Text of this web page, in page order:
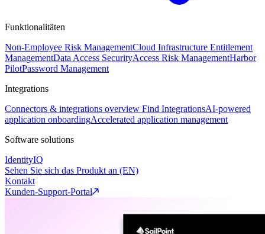
Funktionalitäten
Non-Employee Risk ManagementCloud Infrastructure Entitlement
ManagementData Access SecurityAccess Risk ManagementHarbor
PilotPassword Management
Integrations
Connectors & integrations overview Find IntegrationsAI-powered
application onboardingAccelerated application management
Software solutions
IdentityIQ
Sehen Sie sich das Produkt an (EN)
Kontakt
Kunden-Support-Portal